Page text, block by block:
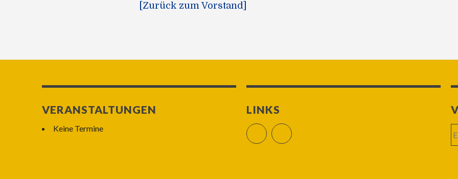
[Zurück zum Vorstand]
VERANSTALTUNGEN
Keine Termine
LINKS
FacebookRSS Feed